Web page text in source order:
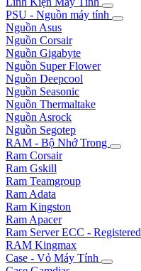
PSU - Nguồn máy tính
Nguồn Asus
Nguồn Corsair
Nguồn Gigabyte
Nguồn Super Flower
Nguồn Deepcool
Nguồn Seasonic
Nguồn Thermaltake
Nguồn Asrock
Nguồn Segotep
RAM - Bộ Nhớ Trong
Ram Corsair
Ram Gskill
Ram Teamgroup
Ram Adata
Ram Kingston
Ram Apacer
Ram Server ECC - Registered
RAM Kingmax
Case - Vỏ Máy Tính